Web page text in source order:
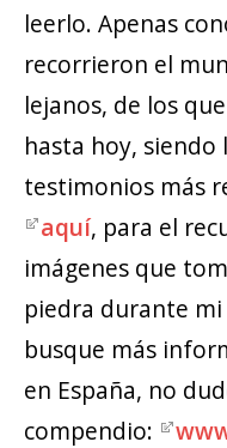
leerlo. Apenas
recorrieron el
lejanos, de los
hasta hoy, siendo
testimonios más
aquí, para el
imágenes que
piedra durante
busque más
en España, no
compendio: